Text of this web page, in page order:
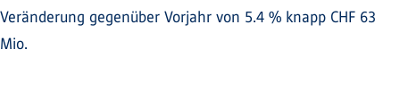
Veränderung gegenüber Vorjahr von 5.4 % knapp CHF 63
Mio.